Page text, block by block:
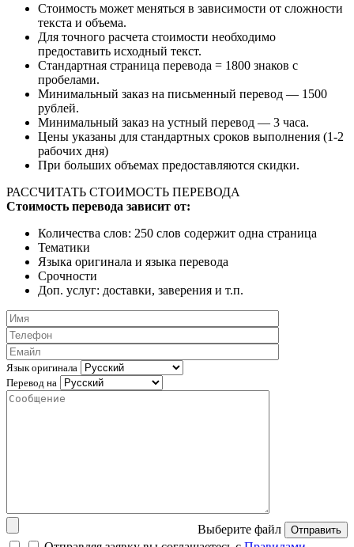
Стоимость может меняться в зависимости от сложности
текста и объема.
Для точного расчета стоимости необходимо
предоставить исходный текст.
Стандартная страница перевода = 1800 знаков с
пробелами.
Минимальный заказ на письменный перевод — 1500
рублей.
Минимальный заказ на устный перевод — 3 часа.
Цены указаны для стандартных сроков выполнения (1-2
рабочих дня)
При больших объемах предоставляются скидки.
РАССЧИТАТЬ СТОИМОСТЬ ПЕРЕВОДА
Стоимость перевода зависит от:
Количества слов: 250 слов содержит одна страница
Тематики
Языка оригинала и языка перевода
Срочности
Доп. услуг: доставки, заверения и т.п.
Язык оригинала
Перевод на
Выберите файл Отправить